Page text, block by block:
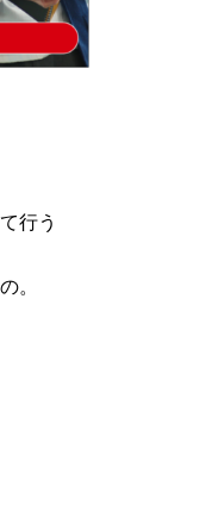
行う
。